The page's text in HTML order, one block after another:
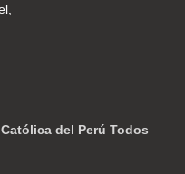
del Perú Todos